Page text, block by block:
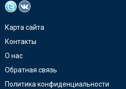
Карта сайта
Контакты
О нас
Обратная связь
Политика конфиденциальности